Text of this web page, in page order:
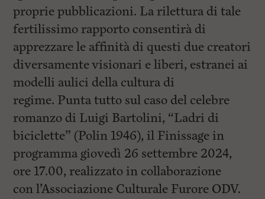
proprie pubblicazioni. La rilettura di tale
fertilissimo rapporto consentirà di
apprezzare le affinità di questi due creatori
diversamente visionari e liberi, estranei ai
modelli aulici della cultura di
regime. Punta tutto sul caso del celebre
romanzo di Luigi Bartolini, “Ladri di
biciclette” (Polin 1946), il Finissage in
programma giovedì 26 settembre 2024,
ore 17.00, realizzato in collaborazione
con l’Associazione Culturale Furore ODV.